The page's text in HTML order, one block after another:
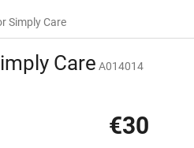
Simply Care
Care A014014
€30